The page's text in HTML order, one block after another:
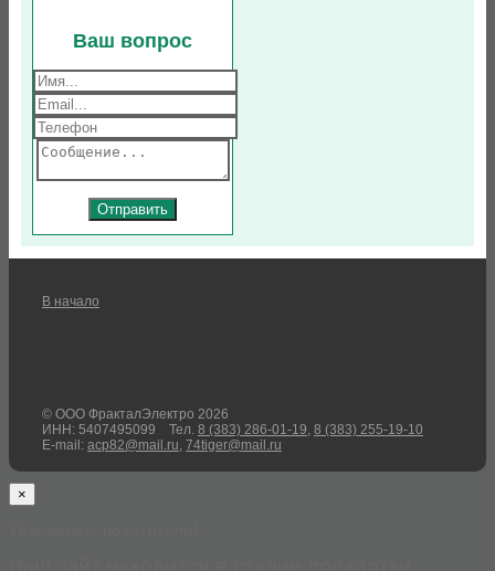
the
dialog
Ваш вопрос
В начало
© ООО ФракталЭлектро 2026
ИНН: 5407495099
Тел. 8 (383) 286-01-19 8 (383) 255-19-10
E-mail: acp82@mail.ru 74tiger@mail.ru
×